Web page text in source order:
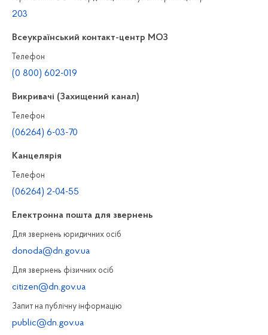
203
Всеукраїнський контакт-центр МОЗ
Телефон
(0 800) 602-019
Викривачі (Захищений канал)
Телефон
(06264) 6-03-70
Канцелярiя
Телефон
(06264) 2-04-55
Електронна пошта для звернень
Для звернень юридичних осiб
donoda@dn.gov.ua
Для звернень фізичних осiб
citizen@dn.gov.ua
Запит на публiчну інформацiю
public@dn.gov.ua